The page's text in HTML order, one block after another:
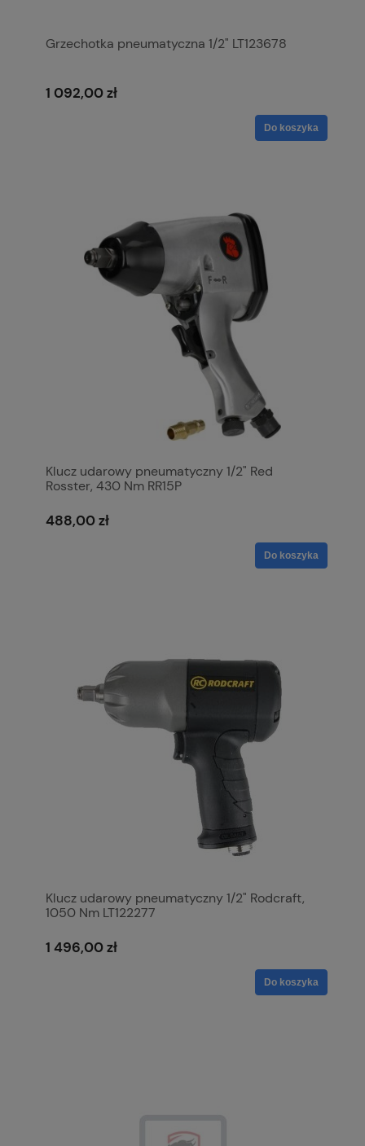
Grzechotka pneumatyczna 1/2" LT123678
1 092,00 zł
Do koszyka
Klucz udarowy pneumatyczny 1/2" Red
Rosster, 430 Nm RR15P
488,00 zł
Do koszyka
Klucz udarowy pneumatyczny 1/2" Rodcraft,
1050 Nm LT122277
1 496,00 zł
Do koszyka